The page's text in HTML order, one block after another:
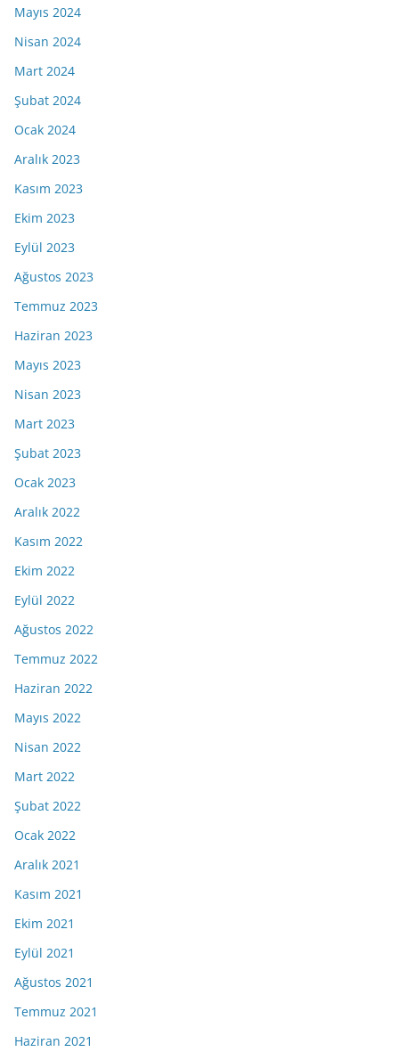
Mayıs 2024
Nisan 2024
Mart 2024
Şubat 2024
Ocak 2024
Aralık 2023
Kasım 2023
Ekim 2023
Eylül 2023
Ağustos 2023
Temmuz 2023
Haziran 2023
Mayıs 2023
Nisan 2023
Mart 2023
Şubat 2023
Ocak 2023
Aralık 2022
Kasım 2022
Ekim 2022
Eylül 2022
Ağustos 2022
Temmuz 2022
Haziran 2022
Mayıs 2022
Nisan 2022
Mart 2022
Şubat 2022
Ocak 2022
Aralık 2021
Kasım 2021
Ekim 2021
Eylül 2021
Ağustos 2021
Temmuz 2021
Haziran 2021